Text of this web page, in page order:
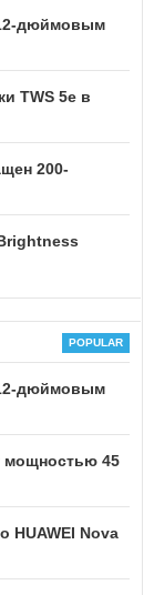
дюймовым
TWS 5e в
200-
дюймовым
мощностью 45
HUAWEI Nova